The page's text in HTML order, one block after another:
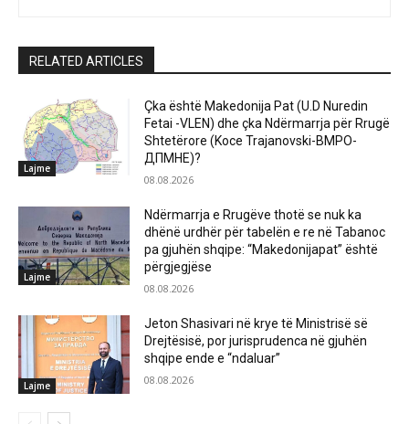
RELATED ARTICLES
Lajme
Çka është Makedonija Pat (U.D Nuredin
Fetai -VLEN) dhe çka Ndërmarrja për Rrugë
Shtetërore (Koce Trajanovski-ВМРО-
ДПМНЕ)?
08.08.2026
Lajme
Ndërmarrja e Rrugëve thotë se nuk ka
dhënë urdhër për tabelën e re në Tabanoc
pa gjuhën shqipe: “Makedonijapat” është
përgjegjëse
08.08.2026
Lajme
Jeton Shasivari në krye të Ministrisë së
Drejtësisë, por jurisprudenca në gjuhën
shqipe ende e “ndaluar”
08.08.2026